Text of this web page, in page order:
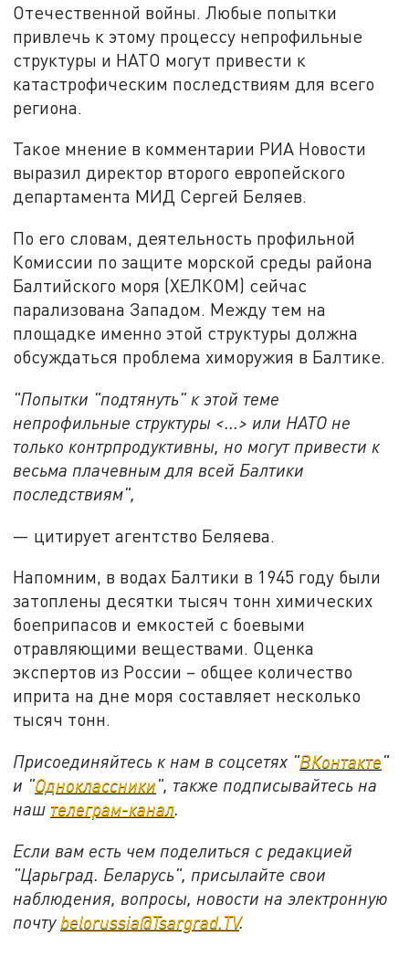
Отечественной войны. Любые попытки
привлечь к этому процессу непрофильные
структуры и НАТО могут привести к
катастрофическим последствиям для всего
региона.
Такое мнение в комментарии РИА Новости
выразил директор второго европейского
департамента МИД Сергей Беляев.
По его словам, деятельность профильной
Комиссии по защите морской среды района
Балтийского моря (ХЕЛКОМ) сейчас
парализована Западом. Между тем на
площадке именно этой структуры должна
обсуждаться проблема химоружия в Балтике.
"Попытки "подтянуть" к этой теме
непрофильные структуры <...> или НАТО не
только контрпродуктивны, но могут привести к
весьма плачевным для всей Балтики
последствиям",
— цитирует агентство Беляева.
Напомним, в водах Балтики в 1945 году были
затоплены десятки тысяч тонн химических
боеприпасов и емкостей с боевыми
отравляющими веществами. Оценка
экспертов из России – общее количество
иприта на дне моря составляет несколько
тысяч тонн.
Присоединяйтесь к нам в соцсетях "ВКонтакте"
и "Одноклассники", также подписывайтесь на
наш телеграм-канал.
Если вам есть чем поделиться с редакцией
"Царьград. Беларусь", присылайте свои
наблюдения, вопросы, новости на электронную
почту belorussia@Tsargrad.TV.